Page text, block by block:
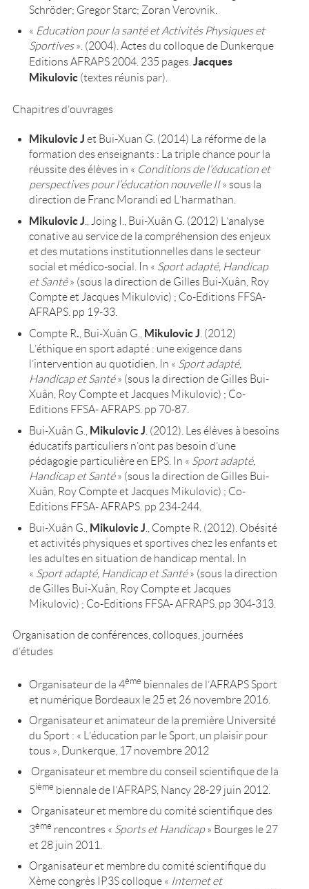
Schröder; Gregor Starc; Zoran Verovnik.
« Education pour la santé et Activités Physiques et
Sportives». (2004). Actes du colloque de Dunkerque
Editions AFRAPS 2004. 235 pages.Jacques
Mikulovic(textes réunis par).
Chapitres d’ouvrages
Mikulovic J et Bui-Xuan G. (2014) La réforme de la
formation des enseignants : La triple chance pour la
réussite des élèves in « Conditions de l’éducation et
perspectives pour l’éducation nouvelle II» sous la
direction de Franc Morandi ed L’harmathan.
Mikulovic J ., Joing I., Bui-Xuân G. (2012) L’analyse
conative au service de la compréhension des enjeux
et des mutations institutionnelles dans le secteur
social et médico-social. In « Sport adapté, Handicap
et Santé» (sous la direction de Gilles Bui-Xuân, Roy
Compte et Jacques Mikulovic) ; Co-Editions FFSA-
AFRAPS. pp 19-33.
Compte R. , Bui-Xuân G., Mikulovic J . (2012)
L’éthique en sport adapté : une exigence dans
l’intervention au quotidien. In « Sport adapté,
Handicap et Santé» (sous la direction de Gilles Bui-
Xuân, Roy Compte et Jacques Mikulovic) ; Co-
Editions FFSA- AFRAPS. pp 70-87.
Bui-Xuân G., Mikulovic J . (2012). Les élèves à besoins
éducatifs particuliers n’ont pas besoin d’une
pédagogie particulière en EPS. In « Sport adapté,
Handicap et Santé» (sous la direction de Gilles Bui-
Xuân, Roy Compte et Jacques Mikulovic) ; Co-
Editions FFSA- AFRAPS. pp 234-244.
Bui-Xuân G., Mikulovic J ., Compte R. (2012). Obésité
et activités physiques et sportives chez les enfants et
les adultes en situation de handicap mental. In
« Sport adapté, Handicap et Santé» (sous la direction
de Gilles Bui-Xuân, Roy Compte et Jacques
Mikulovic) ; Co-Editions FFSA- AFRAPS. pp 304-313.
Organisation de conférences, colloques, journées
d’études
Organisateur de la 4ème biennales de l’AFRAPS Sport
et numérique Bordeaux le 25 et 26 novembre 2016.
Organisateur et animateur de la première Université
du Sport : « L’éducation par le Sport, un plaisir pour
tous », Dunkerque, 17 novembre 2012
Organisateur et membre du conseil scientifique de la
5ième biennale de l’AFRAPS, Nancy 28-29 juin 2012.
Organisateur et membre du comité scientifique des
3ème rencontres « Sports et Handicap» Bourges le 27
et 28 juin 2011.
Organisateur et membre du comité scientifique du
Xème congrès IP3S colloque « Internet et